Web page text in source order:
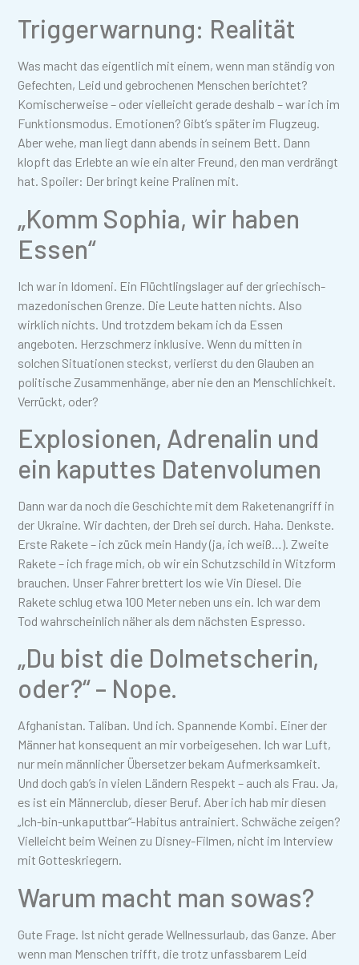
Triggerwarnung: Realität
Was macht das eigentlich mit einem, wenn man ständig von
Gefechten, Leid und gebrochenen Menschen berichtet?
Komischerweise – oder vielleicht gerade deshalb – war ich im
Funktionsmodus. Emotionen? Gibt’s später im Flugzeug.
Aber wehe, man liegt dann abends in seinem Bett. Dann
klopft das Erlebte an wie ein alter Freund, den man verdrängt
hat. Spoiler: Der bringt keine Pralinen mit.
„Komm Sophia, wir haben
Essen“
Ich war in Idomeni. Ein Flüchtlingslager auf der griechisch-
mazedonischen Grenze. Die Leute hatten nichts. Also
wirklich nichts. Und trotzdem bekam ich da Essen
angeboten. Herzschmerz inklusive. Wenn du mitten in
solchen Situationen steckst, verlierst du den Glauben an
politische Zusammenhänge, aber nie den an Menschlichkeit.
Verrückt, oder?
Explosionen, Adrenalin und
ein kaputtes Datenvolumen
Dann war da noch die Geschichte mit dem Raketenangriff in
der Ukraine. Wir dachten, der Dreh sei durch. Haha. Denkste.
Erste Rakete – ich zück mein Handy (ja, ich weiß…). Zweite
Rakete – ich frage mich, ob wir ein Schutzschild in Witzform
brauchen. Unser Fahrer brettert los wie Vin Diesel. Die
Rakete schlug etwa 100 Meter neben uns ein. Ich war dem
Tod wahrscheinlich näher als dem nächsten Espresso.
„Du bist die Dolmetscherin,
oder?“ – Nope.
Afghanistan. Taliban. Und ich. Spannende Kombi. Einer der
Männer hat konsequent an mir vorbeigesehen. Ich war Luft,
nur mein männlicher Übersetzer bekam Aufmerksamkeit.
Und doch gab’s in vielen Ländern Respekt – auch als Frau. Ja,
es ist ein Männerclub, dieser Beruf. Aber ich hab mir diesen
„Ich-bin-unkaputtbar“-Habitus antrainiert. Schwäche zeigen?
Vielleicht beim Weinen zu Disney-Filmen, nicht im Interview
mit Gotteskriegern.
Warum macht man sowas?
Gute Frage. Ist nicht gerade Wellnessurlaub, das Ganze. Aber
wenn man Menschen trifft, die trotz unfassbarem Leid